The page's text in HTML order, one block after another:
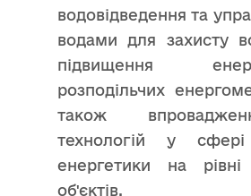
водовідведення та
водами для захисту
підвищення
розподільчих
також
технологій у сфері
енергетики на рівні
об'єктів.